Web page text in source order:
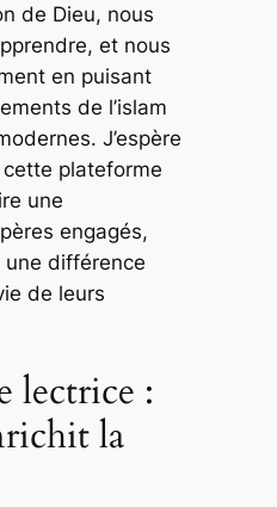
de Dieu, nous
et nous
en puisant
de l’islam
J’espère
plateforme
une
engagés,
différence
de leurs
lectrice :
la